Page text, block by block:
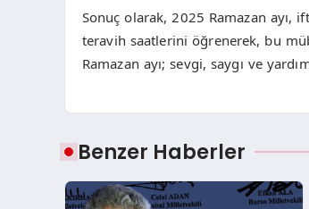
Sonuç olarak, 2025 Ramazan
teravih saatlerini öğrenerek, bu
Ramazan ayı; sevgi, saygı ve
Benzer Haberler